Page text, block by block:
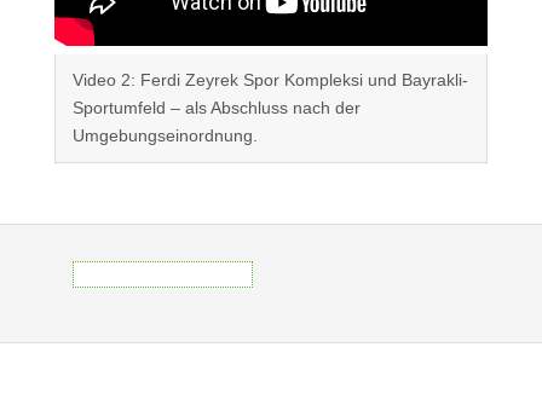
Video 2: Ferdi Zeyrek Spor Kompleksi und Bayrakli-
Sportumfeld – als Abschluss nach der
Umgebungseinordnung.